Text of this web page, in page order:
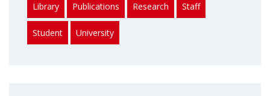
Library Publications Research Staff
Student University